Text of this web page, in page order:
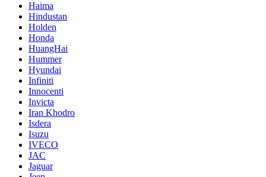
Haima
Hindustan
Holden
Honda
HuangHai
Hummer
Hyundai
Infiniti
Innocenti
Invicta
Iran Khodro
Isdera
Isuzu
IVECO
JAC
Jaguar